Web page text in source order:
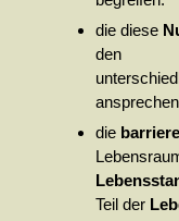
die diese
den
die
Teil der